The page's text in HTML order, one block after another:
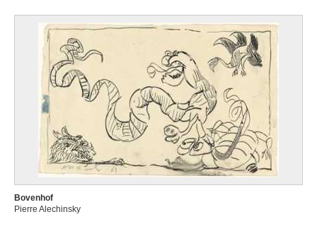
Bovenhof
Pierre Alechinsky